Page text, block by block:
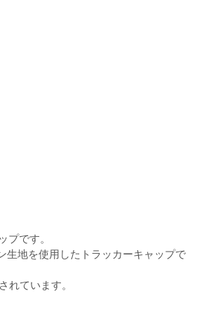
プです。
生地を使用したトラッカーキャップで
れています。